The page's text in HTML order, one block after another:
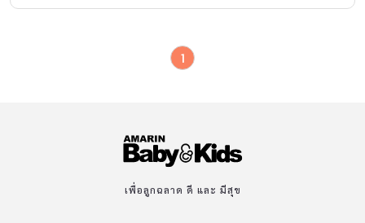
1
เพื่อลูกฉลาด ดี และ มีสุข